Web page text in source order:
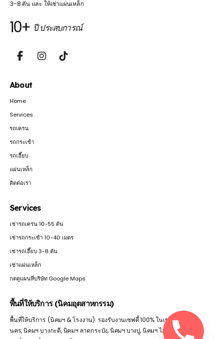
3-8 ตัน และ ให้เช่าแผ่นเหล็ก
10+ ปี ประสบการณ์
About
Home
Services
รถเครน
รถกระเช้า
รถเฮี๊ยบ
แผ่นเหล็ก
ติดต่อเรา
Services
เช่ารถเครน 10-55 ตัน
เช่ารถกระเช้า 10-40 เมตร
เช่ารถเฮี๊ยบ 3-8 ตัน
เช่าแผ่นเหล็ก
กดดูแผนที่บริษัท Google Maps
พื้นที่ให้บริการ (นิคมอุตสาหกรรม)
พื้นที่ให้บริการ (นิคมฯ & โรงงาน): รองรับงานเซฟตี้ 100% ในเขต นิคมฯ นว
นคร, นิคมฯ บางกะดี, นิคมฯ ลาดกระบัง, นิคมฯ บางปู, นิคมฯ ไฮเทค, นิคมฯ โรจ